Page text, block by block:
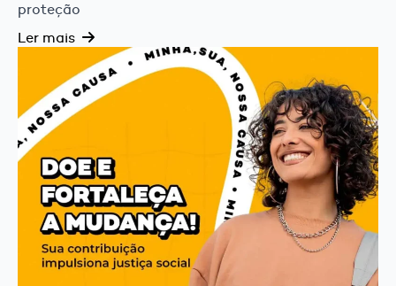
proteção
Ler mais